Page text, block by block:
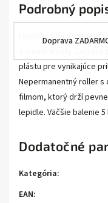
Doprava
Podrobný
Lepiaci roller s
plástu pre vynikajúce
Nepermanentný roller
filmom, ktorý drží
lepidle. Väčšie balenie 5
Dodatočné
Kategória:
EAN: